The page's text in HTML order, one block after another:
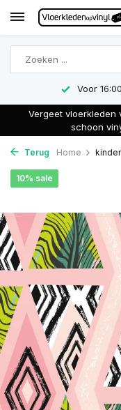
Voor
Vergeet vloerkleden
schoon
Terug Home
10% sale